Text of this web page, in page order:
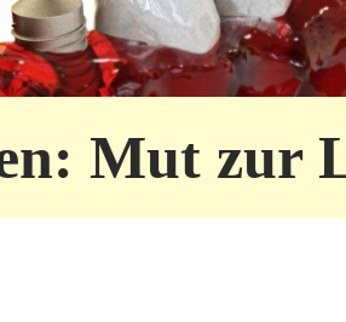
Mut zur